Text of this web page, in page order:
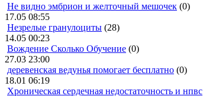
Не видно эмбрион и желточный мешочек (0)
17.05 08:55
Незрелые гранулоциты (28)
14.05 00:23
Вождение Сколько Обучение (0)
27.03 23:00
деревенская ведунья помогает бесплатно (0)
18.01 06:19
Хроническая сердечная недостаточность и нпвс